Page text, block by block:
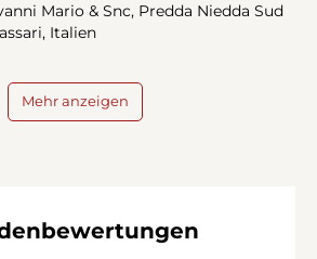
Mario & Snc, Predda Niedda Sud
Italien
Mehr anzeigen